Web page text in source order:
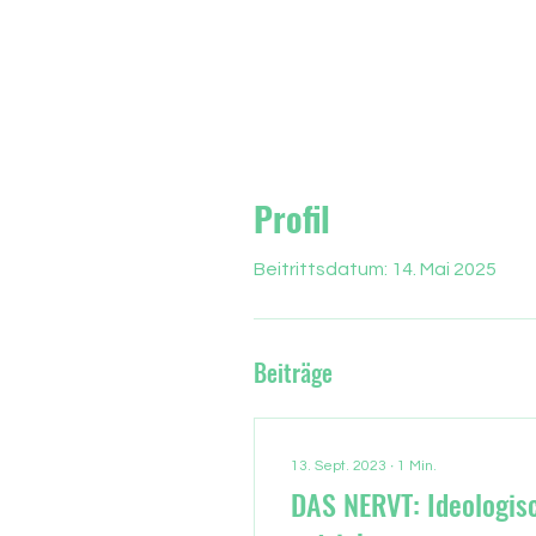
Profil
Beitrittsdatum: 14. Mai 2025
Beiträge
13. Sept. 2023 ∙ 1 Min.
DAS NERVT: